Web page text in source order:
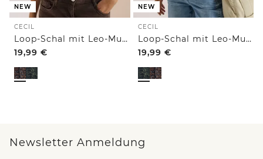
NEW
CECIL
Loop-Schal mit Leo-Muster
19,99 €
NEW
CECIL
Loop-Schal mit Leo-Muster
19,99 €
Newsletter Anmeldung